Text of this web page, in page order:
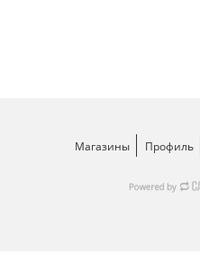
Магазины Профиль